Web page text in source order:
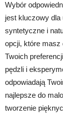
Wybór
jest kluczowy dla
syntetyczne i
opcji, które masz
Twoich
pędzli i
odpowiadają
najlepsze do
tworzenie